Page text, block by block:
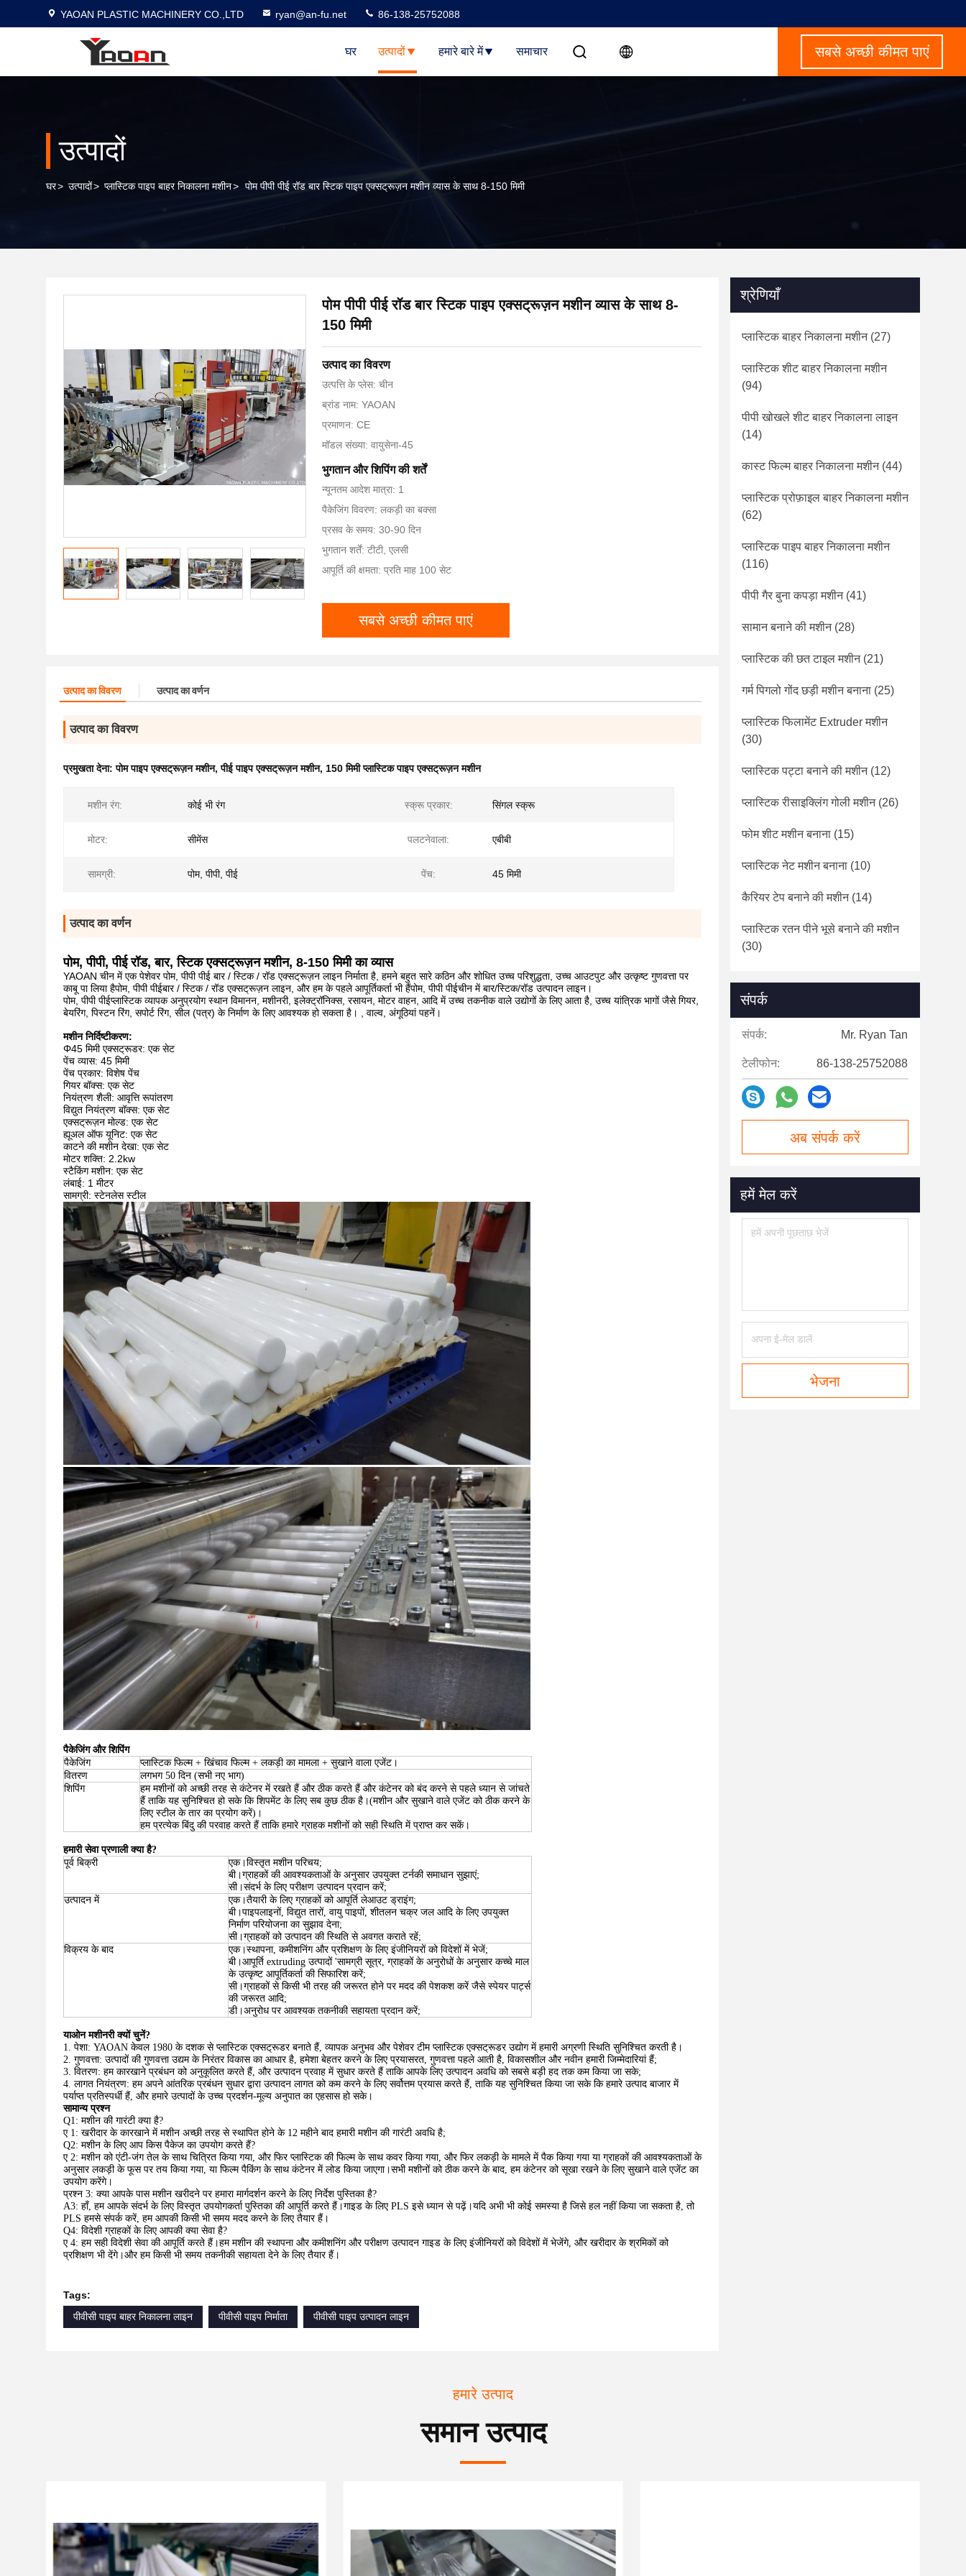
YAOAN PLASTIC MACHINERY CO.,LTD ryan@an-fu.net 86-138-25752088
घर उत्पादों हमारे बारे में समाचार सबसे अच्छी कीमत पाएं
उत्पादों
घर> उत्पादों> प्लास्टिक पाइप बाहर निकालना मशीन> पोम पीपी पीई रॉड बार स्टिक पाइप एक्सट्रूज़न मशीन व्यास के साथ 8-150 मिमी
पोम पीपी पीई रॉड बार स्टिक पाइप एक्सट्रूज़न मशीन व्यास के साथ 8-
150 मिमी
उत्पाद का विवरण
उत्पत्ति के प्लेस: चीन
ब्रांड नाम: YAOAN
प्रमाणन: CE
मॉडल संख्या: वायुसेना-45
भुगतान और शिपिंग की शर्तें
न्यूनतम आदेश मात्रा: 1
पैकेजिंग विवरण: लकड़ी का बक्सा
प्रसव के समय: 30-90 दिन
भुगतान शर्तें: टीटी, एलसी
आपूर्ति की क्षमता: प्रति माह 100 सेट
सबसे अच्छी कीमत पाएं
उत्पाद का विवरण उत्पाद का वर्णन
उत्पाद का विवरण
प्रमुखता देना:पोम पाइप एक्सट्रूज़न मशीन,पीई पाइप एक्सट्रूज़न मशीन, 150 मिमी प्लास्टिक पाइप एक्सट्रूज़न मशीन
मशीन रंग: कोई भी रंग स्क्रू प्रकार: सिंगल स्क्रू
मोटर: सीमेंस पलटनेवाला: एबीबी
सामग्री: पोम, पीपी, पीई पेंच: 45 मिमी
उत्पाद का वर्णन
पोम, पीपी, पीई रॉड, बार, स्टिक एक्सट्रूज़न मशीन, 8-150 मिमी का व्यास
YAOAN चीन में एक पेशेवर पोम, पीपी पीई बार / स्टिक / रॉड एक्सट्रूज़न लाइन निर्माता है, हमने बहुत सारे कठिन और शोधित उच्च परिशुद्धता, उच्च आउटपुट और उत्कृष्ट गुणवत्ता पर
काबू पा लिया हैपोम, पीपी पीईबार / स्टिक / रॉड एक्सट्रूज़न लाइन, और हम के पहले आपूर्तिकर्ता भी हैंपोम, पीपी पीईचीन में बार/स्टिक/रॉड उत्पादन लाइन।
पोम, पीपी पीईप्लास्टिक व्यापक अनुप्रयोग स्थान विमानन, मशीनरी, इलेक्ट्रॉनिक्स, रसायन, मोटर वाहन, आदि में उच्च तकनीक वाले उद्योगों के लिए आता है, उच्च यांत्रिक भागों जैसे गियर,
बेयरिंग, पिस्टन रिंग, सपोर्ट रिंग, सील (पत्र) के निर्माण के लिए आवश्यक हो सकता है। , वाल्व, अंगूठियां पहनें।
मशीन निर्दिष्टीकरण:
Φ45 मिमी एक्सट्रूडर: एक सेट
पेंच व्यास: 45 मिमी
पेंच प्रकार: विशेष पेंच
गियर बॉक्स: एक सेट
नियंत्रण शैली: आवृत्ति रूपांतरण
विद्युत नियंत्रण बॉक्स: एक सेट
एक्सट्रूज़न मोल्ड: एक सेट
ह्यूअल ऑफ यूनिट: एक सेट
काटने की मशीन देखा: एक सेट
मोटर शक्ति: 2.2kw
स्टैकिंग मशीन: एक सेट
लंबाई: 1 मीटर
सामग्री: स्टेनलेस स्टील
पैकेजिंग और शिपिंग
पैकेजिंग
प्लास्टिक फिल्म + खिंचाव फिल्म + लकड़ी का मामला + सुखाने वाला एजेंट।
वितरण
लगभग 50 दिन (सभी नए भाग)
शिपिंग
हम मशीनों को अच्छी तरह से कंटेनर में रखते हैं और ठीक करते हैं और कंटेनर को बंद करने से पहले ध्यान से जांचते
हैं ताकि यह सुनिश्चित हो सके कि शिपमेंट के लिए सब कुछ ठीक है।(मशीन और सुखाने वाले एजेंट को ठीक करने के
लिए स्टील के तार का प्रयोग करें)।
हम प्रत्येक बिंदु की परवाह करते हैं ताकि हमारे ग्राहक मशीनों को सही स्थिति में प्राप्त कर सकें।
हमारी सेवा प्रणाली क्या है?
पूर्व बिक्री
एक।विस्तृत मशीन परिचय;
बी।ग्राहकों की आवश्यकताओं के अनुसार उपयुक्त टर्नकी समाधान सुझाएं;
सी।संदर्भ के लिए परीक्षण उत्पादन प्रदान करें;
उत्पादन में
एक।तैयारी के लिए ग्राहकों को आपूर्ति लेआउट ड्राइंग;
बी।पाइपलाइनों, विद्युत तारों, वायु पाइपों, शीतलन चक्र जल आदि के लिए उपयुक्त
निर्माण परियोजना का सुझाव देना;
सी।ग्राहकों को उत्पादन की स्थिति से अवगत कराते रहें;
विक्रय के बाद
एक।स्थापना, कमीशनिंग और प्रशिक्षण के लिए इंजीनियरों को विदेशों में भेजें;
बी।आपूर्ति extruding उत्पादों 'सामग्री सूत्र, ग्राहकों के अनुरोधों के अनुसार कच्चे माल
के उत्कृष्ट आपूर्तिकर्ता की सिफारिश करें;
सी।ग्राहकों से किसी भी तरह की जरूरत होने पर मदद की पेशकश करें जैसे स्पेयर पार्ट्स
की जरूरत आदि;
डी।अनुरोध पर आवश्यक तकनीकी सहायता प्रदान करें;
याओन मशीनरी क्यों चुनें?
1. पेशा: YAOAN केवल 1980 के दशक से प्लास्टिक एक्सट्रूडर बनाते हैं, व्यापक अनुभव और पेशेवर टीम प्लास्टिक एक्सट्रूडर उद्योग में हमारी अग्रणी स्थिति सुनिश्चित करती है।
2. गुणवत्ता: उत्पादों की गुणवत्ता उद्यम के निरंतर विकास का आधार है, हमेशा बेहतर करने के लिए प्रयासरत, गुणवत्ता पहले आती है, विकासशील और नवीन हमारी जिम्मेदारियां हैं;
3. वितरण: हम कारखाने प्रबंधन को अनुकूलित करते हैं, और उत्पादन प्रवाह में सुधार करते हैं ताकि आपके लिए उत्पादन अवधि को सबसे बड़ी हद तक कम किया जा सके;
4. लागत नियंत्रण: हम अपने आंतरिक प्रबंधन सुधार द्वारा उत्पादन लागत को कम करने के लिए सर्वोत्तम प्रयास करते हैं, ताकि यह सुनिश्चित किया जा सके कि हमारे उत्पाद बाजार में
पर्याप्त प्रतिस्पर्धी हैं, और हमारे उत्पादों के उच्च प्रदर्शन-मूल्य अनुपात का एहसास हो सके।
सामान्य प्रश्न
Q1: मशीन की गारंटी क्या है?
ए 1: खरीदार के कारखाने में मशीन अच्छी तरह से स्थापित होने के 12 महीने बाद हमारी मशीन की गारंटी अवधि है;
Q2: मशीन के लिए आप किस पैकेज का उपयोग करते हैं?
ए 2: मशीन को एंटी-जंग तेल के साथ चित्रित किया गया, और फिर प्लास्टिक की फिल्म के साथ कवर किया गया, और फिर लकड़ी के मामले में पैक किया गया या ग्राहकों की आवश्यकताओं के
अनुसार लकड़ी के फूस पर तय किया गया, या फिल्म पैकिंग के साथ कंटेनर में लोड किया जाएगा।सभी मशीनों को ठीक करने के बाद, हम कंटेनर को सूखा रखने के लिए सुखाने वाले एजेंट का
उपयोग करेंगे।
प्रश्न 3: क्या आपके पास मशीन खरीदने पर हमारा मार्गदर्शन करने के लिए निर्देश पुस्तिका है?
A3: हाँ, हम आपके संदर्भ के लिए विस्तृत उपयोगकर्ता पुस्तिका की आपूर्ति करते हैं।गाइड के लिए PLS इसे ध्यान से पढ़ें।यदि अभी भी कोई समस्या है जिसे हल नहीं किया जा सकता है, तो
PLS हमसे संपर्क करें, हम आपकी किसी भी समय मदद करने के लिए तैयार हैं।
Q4: विदेशी ग्राहकों के लिए आपकी क्या सेवा है?
ए 4: हम सही विदेशी सेवा की आपूर्ति करते हैं।हम मशीन की स्थापना और कमीशनिंग और परीक्षण उत्पादन गाइड के लिए इंजीनियरों को विदेशों में भेजेंगे, और खरीदार के श्रमिकों को
प्रशिक्षण भी देंगे।और हम किसी भी समय तकनीकी सहायता देने के लिए तैयार हैं।
Tags:
पीवीसी पाइप बाहर निकालना लाइन
पीवीसी पाइप निर्माता पीवीसी पाइप उत्पादन लाइन
श्रेणियाँ
प्लास्टिक बाहर निकालना मशीन(27)
प्लास्टिक शीट बाहर निकालना मशीन
(94)
पीपी खोखले शीट बाहर निकालना लाइन
(14)
कास्ट फिल्म बाहर निकालना मशीन(44)
प्लास्टिक प्रोफ़ाइल बाहर निकालना मशीन
(62)
प्लास्टिक पाइप बाहर निकालना मशीन
(116)
पीपी गैर बुना कपड़ा मशीन(41)
सामान बनाने की मशीन(28)
प्लास्टिक की छत टाइल मशीन(21)
गर्म पिगलो गोंद छड़ी मशीन बनाना (25)
प्लास्टिक फिलामेंट Extruder मशीन
(30)
प्लास्टिक पट्टा बनाने की मशीन(12)
प्लास्टिक रीसाइक्लिंग गोली मशीन(26)
फोम शीट मशीन बनाना (15)
प्लास्टिक नेट मशीन बनाना (10)
कैरियर टेप बनाने की मशीन(14)
प्लास्टिक रतन पीने भूसे बनाने की मशीन
(30)
संपर्क
संपर्क: Mr. Ryan Tan
टेलीफोन: 86-138-25752088
अब संपर्क करें
हमें मेल करें
भेजना
हमारे उत्पाद
समान उत्पाद